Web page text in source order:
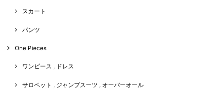
スカート
パンツ
One Pieces
ワンピース , ドレス
サロペット , ジャンプスーツ , オーバーオール